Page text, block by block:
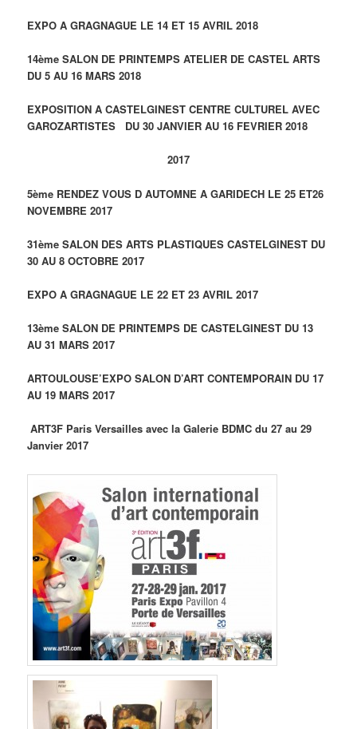
EXPO A GRAGNAGUE LE 14 ET 15 AVRIL 2018
14ème SALON DE PRINTEMPS ATELIER DE CASTEL ARTS
DU 5 AU 16 MARS 2018
EXPOSITION A CASTELGINEST CENTRE CULTUREL AVEC
GAROZARTISTES DU 30 JANVIER AU 16 FEVRIER 2018
2017
5ème RENDEZ VOUS D AUTOMNE A GARIDECH LE 25 ET26
NOVEMBRE 2017
31ème SALON DES ARTS PLASTIQUES CASTELGINEST DU
30 AU 8 OCTOBRE 2017
EXPO A GRAGNAGUE LE 22 ET 23 AVRIL 2017
13ème SALON DE PRINTEMPS DE CASTELGINEST DU 13
AU 31 MARS 2017
ARTOULOUSE’EXPO SALON D’ART CONTEMPORAIN DU 17
AU 19 MARS 2017
ART3F Paris Versailles avec la Galerie BDMC du 27 au 29
Janvier 2017